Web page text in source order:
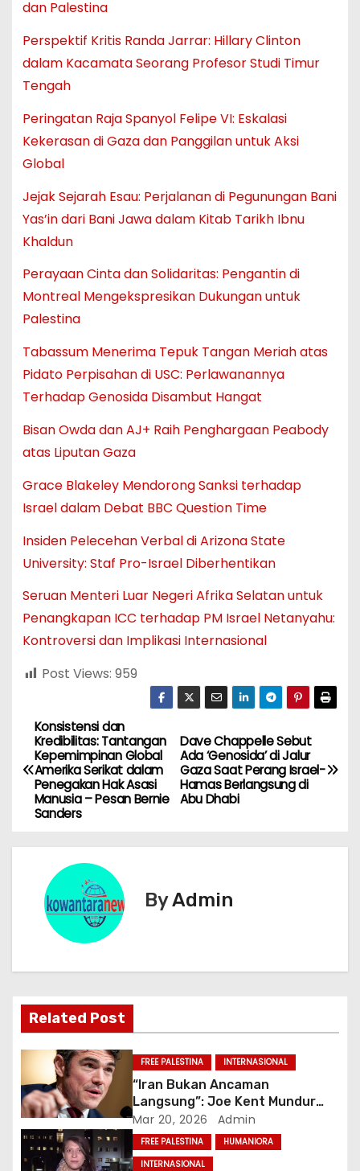
dan Palestina
Perspektif Kritis Randa Jarrar: Hillary Clinton
dalam Kacamata Seorang Profesor Studi Timur
Tengah
Peringatan Raja Spanyol Felipe VI: Eskalasi
Kekerasan di Gaza dan Panggilan untuk Aksi
Global
Jejak Sejarah Esau: Perjalanan di Pegunungan Bani
Yas’in dari Bani Jawa dalam Kitab Tarikh Ibnu
Khaldun
Perayaan Cinta dan Solidaritas: Pengantin di
Montreal Mengekspresikan Dukungan untuk
Palestina
Tabassum Menerima Tepuk Tangan Meriah atas
Pidato Perpisahan di USC: Perlawanannya
Terhadap Genosida Disambut Hangat
Bisan Owda dan AJ+ Raih Penghargaan Peabody
atas Liputan Gaza
Grace Blakeley Mendorong Sanksi terhadap
Israel dalam Debat BBC Question Time
Insiden Pelecehan Verbal di Arizona State
University: Staf Pro-Israel Diberhentikan
Seruan Menteri Luar Negeri Afrika Selatan untuk
Penangkapan ICC terhadap PM Israel Netanyahu:
Kontroversi dan Implikasi Internasional
Post Views: 959
N
a
v
i
p
o
s
Dave Chappelle Sebut
Ada ‘Genosida’ di Jalur
Gaza Saat Perang Israel-
Hamas Berlangsung di
Abu Dhabi
Konsistensi dan
Kredibilitas: Tantangan
Kepemimpinan Global
Amerika Serikat dalam
Penegakan Hak Asasi
Manusia – Pesan Bernie
Sanders
ByAdmin
Related Post
FREE PALESTINA INTERNASIONAL
“Iran Bukan Ancaman
Langsung”: Joe Kent Mundur
dan Tuduh Trump Tertekan Lobi
Israel
Mar 20, 2026 Admin
FREE PALESTINA
HUMANIORA
INTERNASIONAL